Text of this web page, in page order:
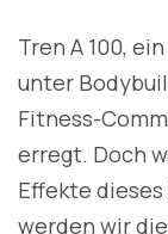
Tren A 100,
unter
Fitness-
erregt. Doch
Effekte
werden wir